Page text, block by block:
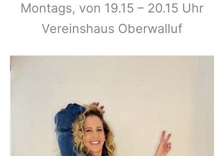
Montags, von 19.15 – 20.15 Uhr
Vereinshaus Oberwalluf